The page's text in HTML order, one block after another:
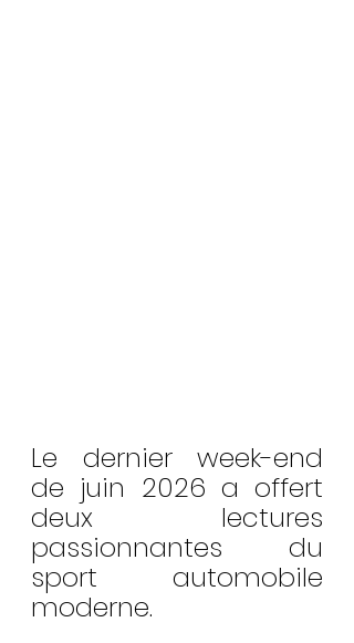
Le dernier week-end
de juin 2026 a offert
deux lectures
passionnantes du
sport automobile
moderne.